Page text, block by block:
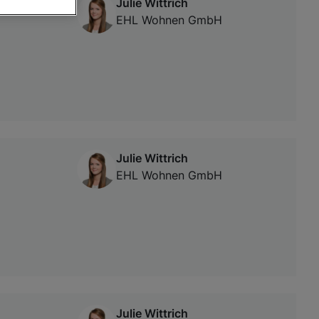
EHL Wohnen GmbH
Julie Wittrich
EHL Wohnen GmbH
Julie Wittrich
oder Zugriff